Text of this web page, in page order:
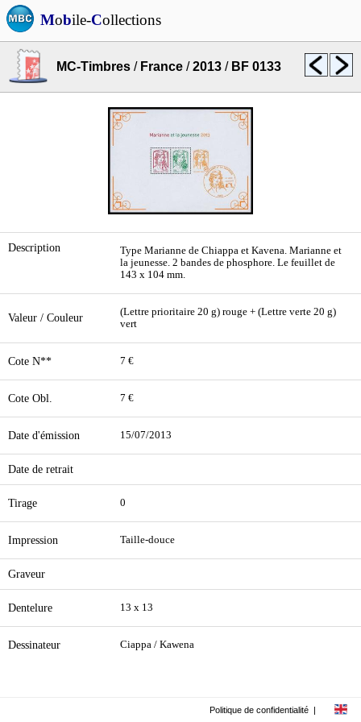
Mobile-Collections
MC-Timbres / France /2013 / BF 0133
Description
Type Marianne de Chiappa et Kavena. Marianne et
la jeunesse. 2 bandes de phosphore. Le feuillet de
143 x 104 mm.
Valeur / Couleur
(Lettre prioritaire 20 g) rouge + (Lettre verte 20 g)
vert
Cote N** 7 €
Cote Obl. 7 €
Date d'émission 15/07/2013
Date de retrait
Tirage 0
Impression Taille-douce
Graveur
Dentelure 13 x 13
Dessinateur Ciappa / Kawena
Politique de confidentialité |